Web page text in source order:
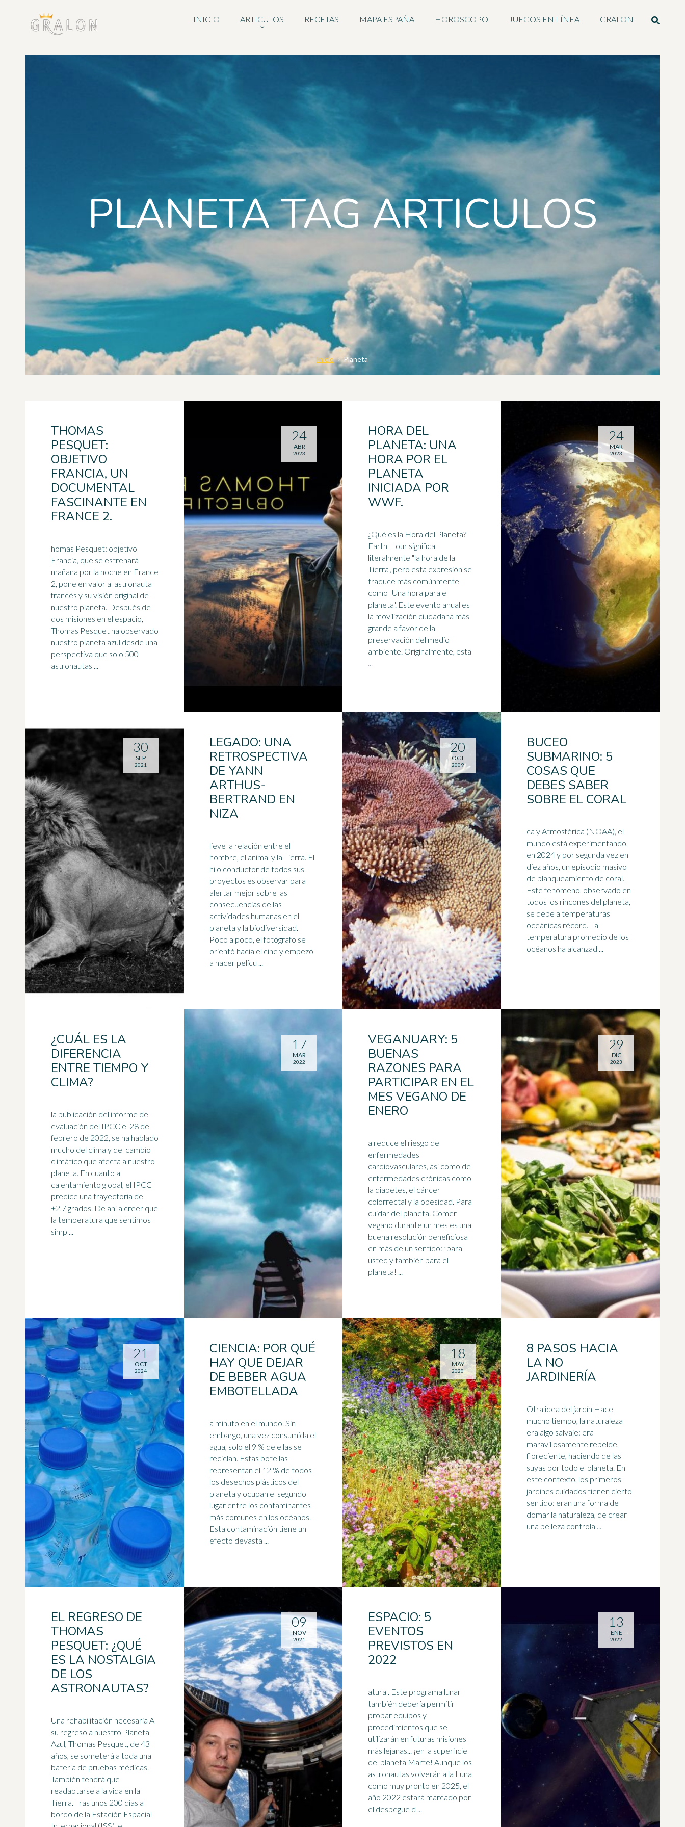
INICIO ARTICULOS RECETAS MAPA ESPAÑA HOROSCOPO JUEGOS EN LÍNEA GRALON
PLANETA TAG ARTICULOS
Inicio Planeta
THOMAS
PESQUET:
OBJETIVO
FRANCIA, UN
DOCUMENTAL
FASCINANTE EN
FRANCE 2.
homas Pesquet: objetivo
Francia, que se estrenará
mañana por la noche en France
2, pone en valor al astronauta
francés y su visión original de
nuestro planeta. Después de
dos misiones en el espacio,
Thomas Pesquet ha observado
nuestro planeta azul desde una
perspectiva que solo 500
astronautas ...
24
ABR
2023
HORA DEL
PLANETA: UNA
HORA POR EL
PLANETA
INICIADA POR
WWF.
¿Qué es la Hora del Planeta?
Earth Hour significa
literalmente "la hora de la
Tierra", pero esta expresión se
traduce más comúnmente
como "Una hora para el
planeta". Este evento anual es
la movilización ciudadana más
grande a favor de la
preservación del medio
ambiente. Originalmente, esta
...
24
MAR
2023
LEGADO: UNA
RETROSPECTIVA
DE YANN
ARTHUS-
BERTRAND EN
NIZA
lieve la relación entre el
hombre, el animal y la Tierra. El
hilo conductor de todos sus
proyectos es observar para
alertar mejor sobre las
consecuencias de las
actividades humanas en el
planeta y la biodiversidad.
Poco a poco, el fotógrafo se
orientó hacia el cine y empezó
a hacer pelícu ...
30
SEP
2021
BUCEO
SUBMARINO: 5
COSAS QUE
DEBES SABER
SOBRE EL CORAL
ca y Atmosférica (NOAA), el
mundo está experimentando,
en 2024 y por segunda vez en
diez años, un episodio masivo
de blanqueamiento de coral.
Este fenómeno, observado en
todos los rincones del planeta,
se debe a temperaturas
oceánicas récord. La
temperatura promedio de los
océanos ha alcanzad ...
20
OCT
2009
¿CUÁL ES LA
DIFERENCIA
ENTRE TIEMPO Y
CLIMA?
la publicación del informe de
evaluación del IPCC el 28 de
febrero de 2022, se ha hablado
mucho del clima y del cambio
climático que afecta a nuestro
planeta. En cuanto al
calentamiento global, el IPCC
predice una trayectoria de
+2,7 grados. De ahí a creer que
la temperatura que sentimos
simp ...
17
MAR
2022
VEGANUARY: 5
BUENAS
RAZONES PARA
PARTICIPAR EN EL
MES VEGANO DE
ENERO
a reduce el riesgo de
enfermedades
cardiovasculares, así como de
enfermedades crónicas como
la diabetes, el cáncer
colorrectal y la obesidad. Para
cuidar del planeta. Comer
vegano durante un mes es una
buena resolución beneficiosa
en más de un sentido: ¡para
usted y también para el
planeta! ...
29
DIC
2023
CIENCIA: POR QUÉ
HAY QUE DEJAR
DE BEBER AGUA
EMBOTELLADA
a minuto en el mundo. Sin
embargo, una vez consumida el
agua, solo el 9 % de ellas se
reciclan. Estas botellas
representan el 12 % de todos
los desechos plásticos del
planeta y ocupan el segundo
lugar entre los contaminantes
más comunes en los océanos.
Esta contaminación tiene un
efecto devasta ...
21
OCT
2024
8 PASOS HACIA
LA NO
JARDINERÍA
Otra idea del jardín Hace
mucho tiempo, la naturaleza
era algo salvaje: era
maravillosamente rebelde,
floreciente, haciendo de las
suyas por todo el planeta. En
este contexto, los primeros
jardines cuidados tienen cierto
sentido: eran una forma de
domar la naturaleza, de crear
una belleza controla ...
18
MAY
2020
EL REGRESO DE
THOMAS
PESQUET: ¿QUÉ
ES LA NOSTALGIA
DE LOS
ASTRONAUTAS?
Una rehabilitación necesaria A
su regreso a nuestro Planeta
Azul, Thomas Pesquet, de 43
años, se someterá a toda una
batería de pruebas médicas.
También tendrá que
readaptarse a la vida en la
Tierra. Tras unos 200 días a
bordo de la Estación Espacial
09
NOV
2021
ESPACIO: 5
EVENTOS
PREVISTOS EN
2022
atural. Este programa lunar
también debería permitir
probar equipos y
procedimientos que se
utilizarán en futuras misiones
más lejanas... ¡en la superficie
del planeta Marte! Aunque los
astronautas volverán a la Luna
como muy pronto en 2025, el
año 2022 estará marcado por
el despegue d ...
13
ENE
2022